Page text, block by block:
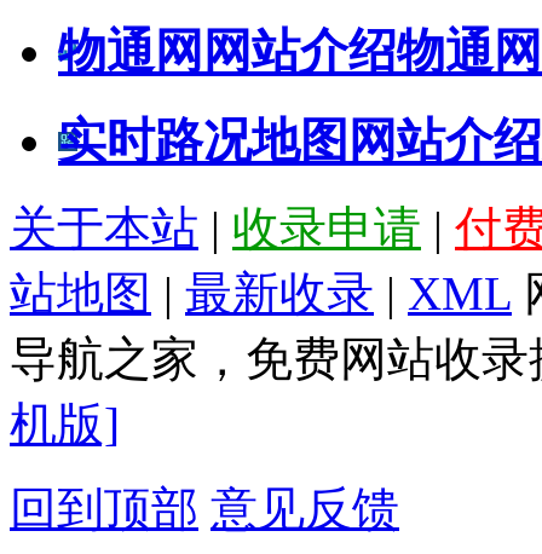
物通网网站介绍物通网
实时路况地图网站介绍
关于本站 | 收录申请 | 付
站地图 | 最新收录 | XML
导航之家，免费网站收
机版]
回到顶部 意见反馈